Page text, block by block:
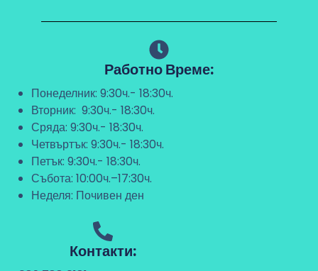
Работно Време:
Понеделник: 9:30ч.- 18:30ч.
Вторник: 9:30ч.- 18:30ч.
Сряда: 9:30ч.- 18:30ч.
Четвъртък: 9:30ч.- 18:30ч.
Петък: 9:30ч.- 18:30ч.
Събота: 10:00ч.–17:30ч.
Неделя: Почивен ден
Контакти: